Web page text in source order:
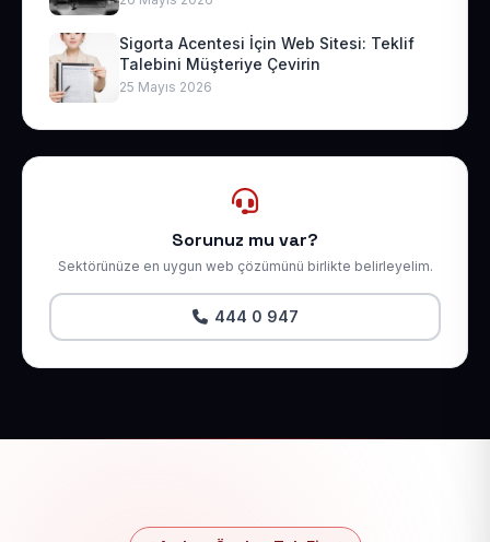
Sigorta Acentesi İçin Web Sitesi: Teklif
Talebini Müşteriye Çevirin
25 Mayıs 2026
Sorunuz mu var?
Sektörünüze en uygun web çözümünü birlikte belirleyelim.
444 0 947